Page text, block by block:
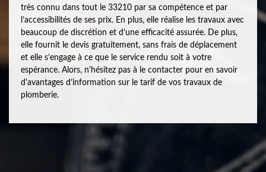
très connu dans tout le 33210 par sa compétence et par
l’accessibilités de ses prix. En plus, elle réalise les travaux avec
beaucoup de discrétion et d’une efficacité assurée. De plus,
elle fournit le devis gratuitement, sans frais de déplacement
et elle s’engage à ce que le service rendu soit à votre
espérance. Alors, n'hésitez pas à le contacter pour en savoir
d'avantages d’information sur le tarif de vos travaux de
plomberie.